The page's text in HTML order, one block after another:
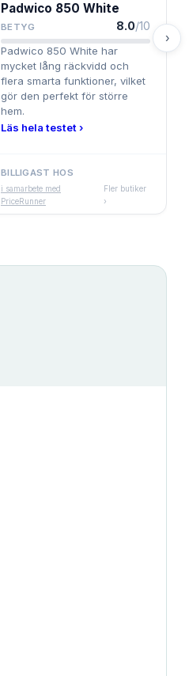
Padwico 850 White
BETYG 8.0/10
Padwico 850 White har
mycket lång räckvidd och
flera smarta funktioner, vilket
gör den perfekt för större
hem.
Läs hela testet ›
BILLIGAST HOS
i samarbete med
PriceRunner
Fler butiker
›
›